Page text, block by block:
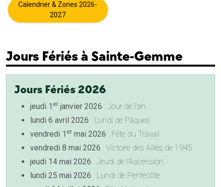
Calendrier & Zones 2026-
2027
Jours Fériés à Sainte-Gemme
Jours Fériés 2026
jeudi 1 er janvier 2026 : Jour de l'an
lundi 6 avril 2026 : Lundi de Pâques
vendredi 1 er mai 2026 : Fête du Travail
vendredi 8 mai 2026 : Victoire des Alliés de 1945
jeudi 14 mai 2026 : Jeudi de l'Ascension
lundi 25 mai 2026 : Lundi de Pentecôte